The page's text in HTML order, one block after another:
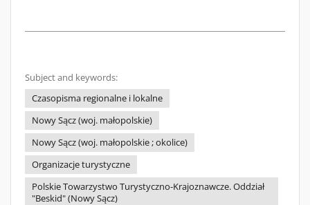
Subject and keywords:
Czasopisma regionalne i lokalne
Nowy Sącz (woj. małopolskie)
Nowy Sącz (woj. małopolskie ; okolice)
Organizacje turystyczne
Polskie Towarzystwo Turystyczno-Krajoznawcze. Oddział
"Beskid" (Nowy Sącz)